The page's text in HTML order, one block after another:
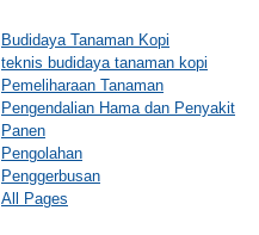
Budidaya Tanaman Kopi
teknis budidaya tanaman kopi
Pemeliharaan Tanaman
Pengendalian Hama dan Penyakit
Panen
Pengolahan
Penggerbusan
All Pages